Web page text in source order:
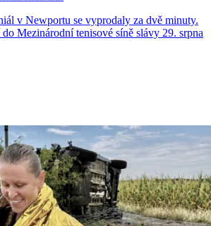
v Newportu se vyprodaly za dvě minuty.
Mezinárodní tenisové síně slávy 29. srpna